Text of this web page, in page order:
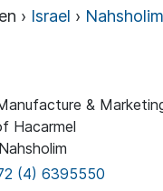
› Israel › Nahsholim
&
Hacarmel
(4) 6395550